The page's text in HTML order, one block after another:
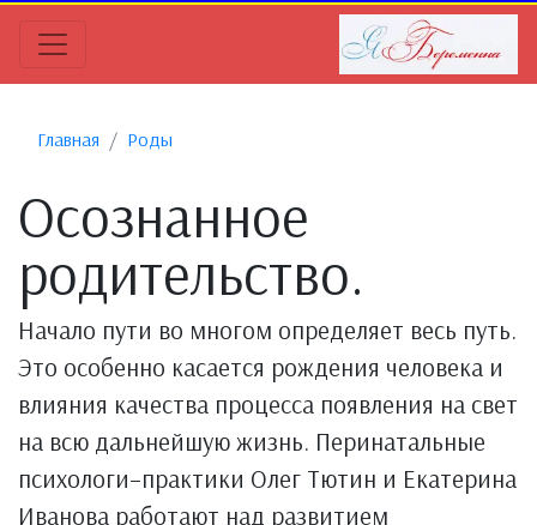
Главная Роды
Осознанное
родительство.
Начало пути во многом определяет весь путь.
Это особенно касается рождения человека и
влияния качества процесса появления на свет
на всю дальнейшую жизнь. Перинатальные
психологи–практики Олег Тютин и Екатерина
Иванова работают над развитием